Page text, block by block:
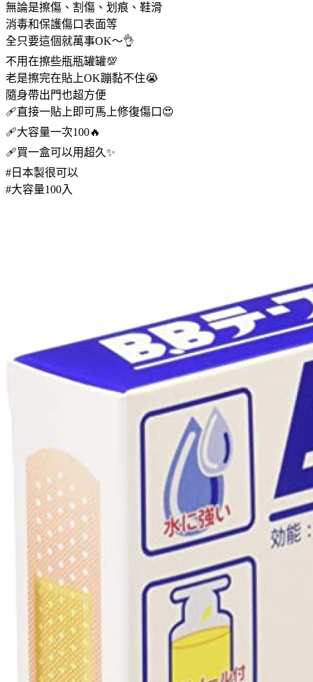
無論是擦傷、割傷、划痕、鞋滑
消毒和保護傷口表面等
全只要這個就萬事OK～👌
不用在擦些瓶瓶罐罐💯
老是擦完在貼上OK蹦黏不住😭
隨身帶出門也超方便
🩹直接一貼上即可馬上修復傷口😍
🩹大容量一次100🔥
🩹買一盒可以用超久✨
#日本製很可以
#大容量100入